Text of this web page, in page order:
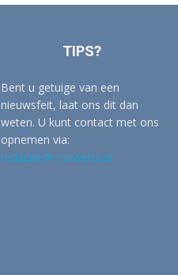
TIPS?
Bent u getuige van een
nieuwsfeit, laat ons dit dan
weten. U kunt contact met ons
opnemen via:
redactie@merwertv.nl